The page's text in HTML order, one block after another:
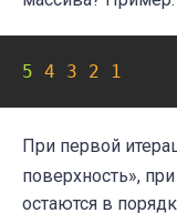
5 4 3 2 1
При первой
поверхность»,
остаются в